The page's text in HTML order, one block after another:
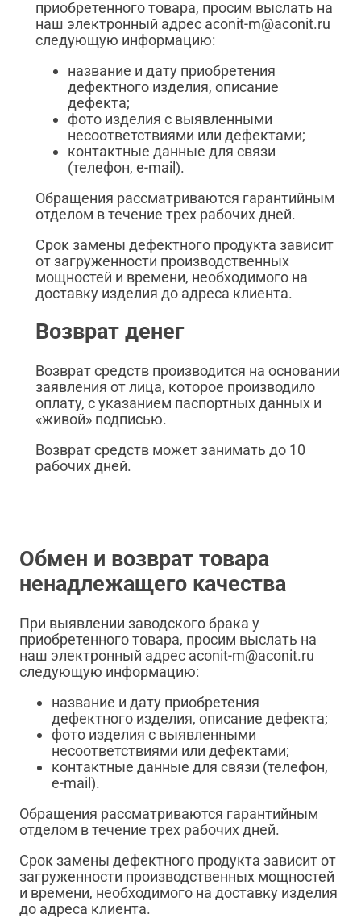
приобретенного товара, просим выслать на
наш электронный адрес aconit-m@aconit.ru
следующую информацию:
название и дату приобретения
дефектного изделия, описание
дефекта;
фото изделия с выявленными
несоответствиями или дефектами;
контактные данные для связи
(телефон, e-mail).
Обращения рассматриваются гарантийным
отделом в течение трех рабочих дней.
Срок замены дефектного продукта зависит
от загруженности производственных
мощностей и времени, необходимого на
доставку изделия до адреса клиента.
Возврат денег
Возврат средств производится на основании
заявления от лица, которое производило
оплату, с указанием паспортных данных и
«живой» подписью.
Возврат средств может занимать до 10
рабочих дней.
Обмен и возврат товара
ненадлежащего качества
При выявлении заводского брака у
приобретенного товара, просим выслать на
наш электронный адрес aconit-m@aconit.ru
следующую информацию:
название и дату приобретения
дефектного изделия, описание дефекта;
фото изделия с выявленными
несоответствиями или дефектами;
контактные данные для связи (телефон,
e-mail).
Обращения рассматриваются гарантийным
отделом в течение трех рабочих дней.
Срок замены дефектного продукта зависит от
загруженности производственных мощностей
и времени, необходимого на доставку изделия
до адреса клиента.